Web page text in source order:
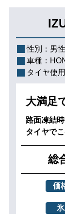
性別： 男性
車種：
タイヤ使
大満足
路面凍結
タイヤで
総
価